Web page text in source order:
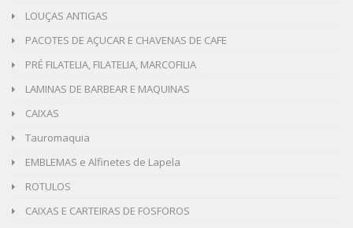
LOUÇAS ANTIGAS
PACOTES DE AÇUCAR E CHAVENAS DE CAFE
PRÉ FILATELIA, FILATELIA, MARCOFILIA
LAMINAS DE BARBEAR E MAQUINAS
CAIXAS
Tauromaquia
EMBLEMAS e Alfinetes de Lapela
ROTULOS
CAIXAS E CARTEIRAS DE FOSFOROS